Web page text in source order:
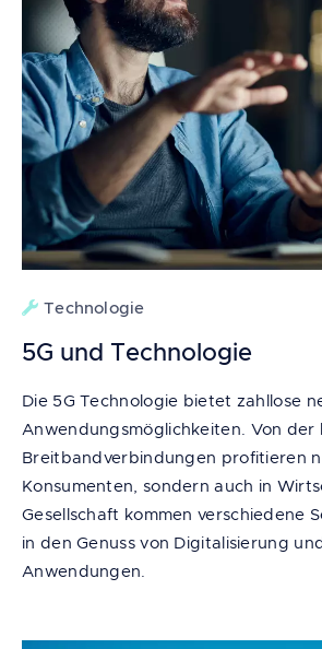
Technologie
5G und Technologie
Die 5G Technologie bietet zahllose
Anwendungsmöglichkeiten. Von der
Breitbandverbindungen profitieren
Konsumenten, sondern auch in
Gesellschaft kommen verschiedene
in den Genuss von Digitalisierung
Anwendungen.